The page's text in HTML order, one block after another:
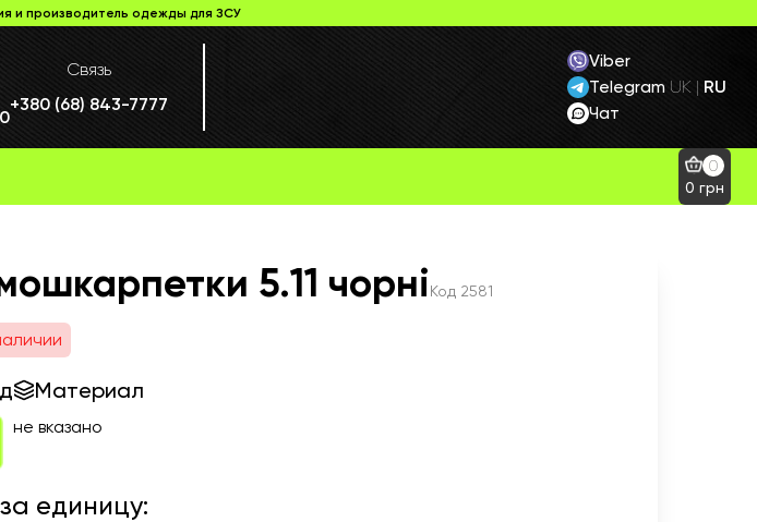
и производитель одежды для ЗСУ
Связь
+380 (68) 843-7777
Viber
Telegram
Чат
UK | RU
0
0 грн
5.11 чорніКод 2581
Материал
не вказано
единицу: